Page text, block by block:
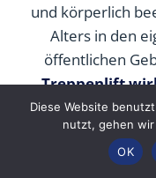
und körperlich
Alters in den
öffentlichen
Treppenlift
durchschnittlichen
Modell und wie
Fördermittel
Diese Website
nutzt, gehen wir
OK